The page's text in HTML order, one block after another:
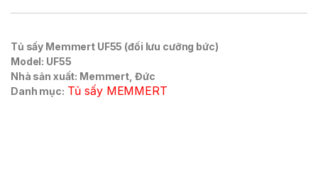
Tủ sấy Memmert UF55 (đối lưu cưỡng bức)
Model: UF55
Nhà sản xuất: Memmert, Đức
Danh mục: Tủ sấy MEMMERT